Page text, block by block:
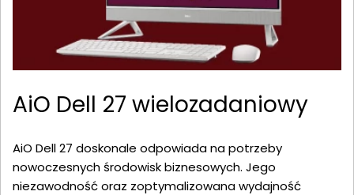
AiO Dell 27 wielozadaniowy
AiO Dell 27 doskonale odpowiada na potrzeby
nowoczesnych środowisk biznesowych. Jego
niezawodność oraz zoptymalizowana wydajność